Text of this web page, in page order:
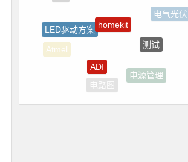
电气光伏
Atmel
测试
电路图
ADI